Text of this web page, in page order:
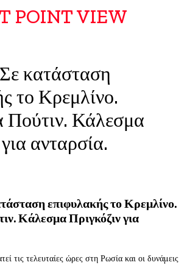
POINT VIEW
κατάσταση
το Κρεμλίνο.
Πούτιν. Κάλεσμα
ανταρσία.
επιφυλακής το Κρεμλίνο.
Κάλεσμα Πριγκόζιν για
τις τελευταίες ώρες στη Ρωσία και οι δυνάμεις